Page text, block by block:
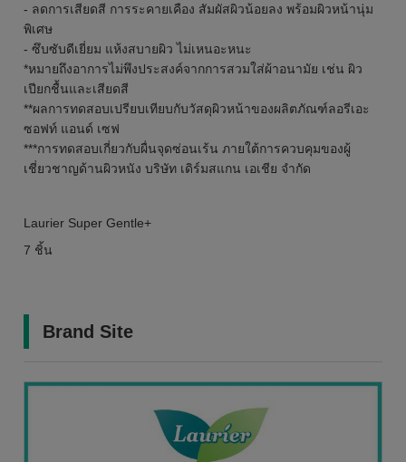
- ลดการเสียดสี การระคายเคือง สัมผัสผิวน้อยลง พร้อมผิวหน้านุ่ม
พิเศษ
- ซึบซับดีเยี่ยม แห้งสบายผิว ไม่เหนอะหนะ
*หมายถึงอาการไม่พึงประสงค์จากการสวมใส่ผ้าอนามัย เช่น ผิว
เปียกชื้นและเสียดสี
**ผลการทดสอบเปรียบเทียบกับวัสดุผิวหน้าของผลิตภัณฑ์ลอรีเอะ
ซอฟท์ แอนด์ เซฟ
***การทดสอบเกี่ยวกับผื่นจุดซ่อนเร้น ภายใต้การควบคุมของผู้
เชี่ยวชาญด้านผิวหนัง บริษัท เดิร์มสแกน เอเชีย จำกัด
Laurier Super Gentle+
7 ชิ้น
Brand Site